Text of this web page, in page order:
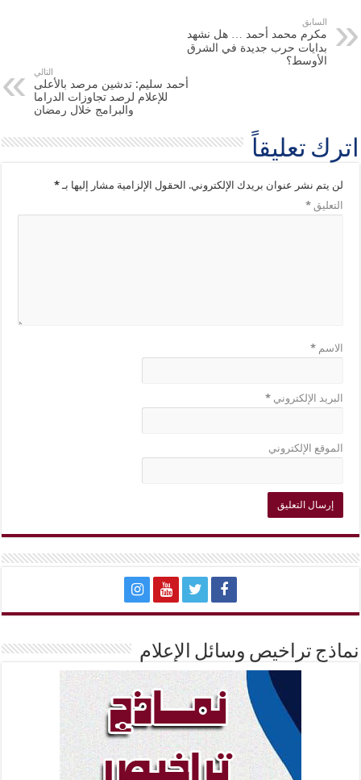
السابق
مكرم محمد أحمد … هل نشهد
بدايات حرب جديدة في الشرق
الأوسط؟
التالي
أحمد سليم: تدشين مرصد بالأعلى
للإعلام لرصد تجاوزات الدراما
والبرامج خلال رمضان
اترك تعليقاً
لن يتم نشر عنوان بريدك الإلكتروني. الحقول الإلزامية مشار إليها بـ*
التعليق*
الاسم*
البريد الإلكتروني*
الموقع الإلكتروني
نماذج تراخيص وسائل الإعلام